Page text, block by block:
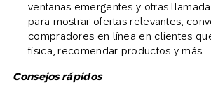
ventanas emergentes y otras
para mostrar ofertas relevantes,
compradores en línea en clientes
física, recomendar productos y más.
Consejos rápidos